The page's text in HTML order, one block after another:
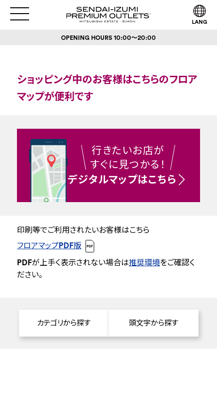
LANG
OPENING HOURS 10:00～20:00
ショッピング中のお客様はこちらのフロア
マップが便利です
行きたいお店が
すぐに見つかる！
デジタルマップはこちら
印刷等でご利用されたいお客様はこちら
フロアマップPDF版
PDFが上手く表示されない場合は推奨環境をご確認く
ださい。
カテゴリから探す 頭文字から探す